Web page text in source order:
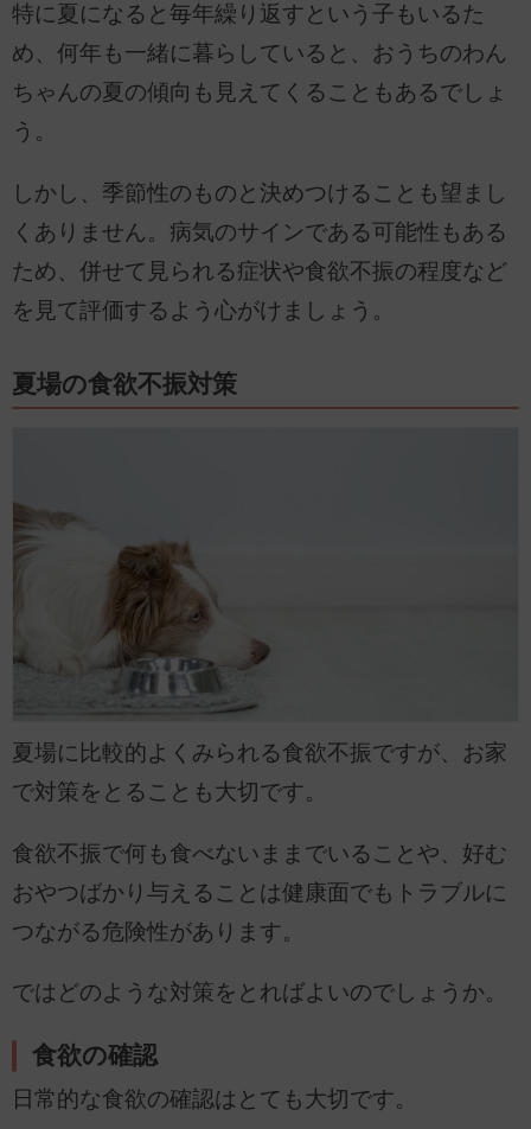
特に夏になると毎年繰り返すという子もいるた
め、何年も一緒に暮らしていると、おうちのわん
ちゃんの夏の傾向も見えてくることもあるでしょ
う。
しかし、季節性のものと決めつけることも望まし
くありません。病気のサインである可能性もある
ため、併せて見られる症状や食欲不振の程度など
を見て評価するよう心がけましょう。
夏場の食欲不振対策
夏場に比較的よくみられる食欲不振ですが、お家
で対策をとることも大切です。
食欲不振で何も食べないままでいることや、好む
おやつばかり与えることは健康面でもトラブルに
つながる危険性があります。
ではどのような対策をとればよいのでしょうか。
食欲の確認
日常的な食欲の確認はとても大切です。